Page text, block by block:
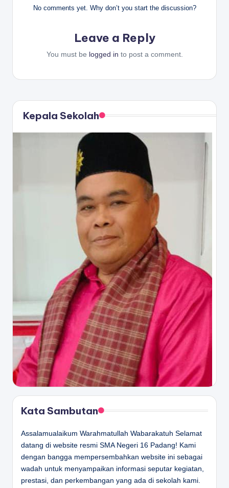
No comments yet. Why don’t you start the discussion?
Leave a Reply
You must be logged in to post a comment.
Kepala Sekolah
Kata Sambutan
Assalamualaikum Warahmatullah Wabarakatuh Selamat
datang di website resmi SMA Negeri 16 Padang! Kami
dengan bangga mempersembahkan website ini sebagai
wadah untuk menyampaikan informasi seputar kegiatan,
prestasi, dan perkembangan yang ada di sekolah kami.